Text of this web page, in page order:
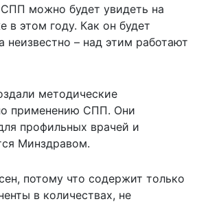
можно будет увидеть на
в этом году. Как он будет
неизвестно – над этим работают
методические
применению СПП. Они
профильных врачей и
Минздравом.
потому что содержит только
в количествах, не